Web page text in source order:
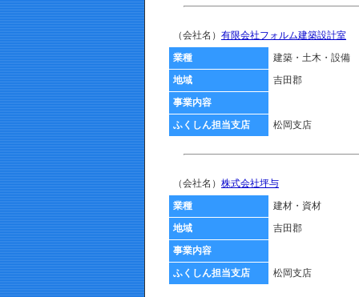
（会社名） 有限会社フォルム建築設計室
業種
建築・土木・設備
地域
吉田郡
事業内容
ふくしん担当支店
松岡支店
（会社名） 株式会社坪与
業種
建材・資材
地域
吉田郡
事業内容
ふくしん担当支店
松岡支店